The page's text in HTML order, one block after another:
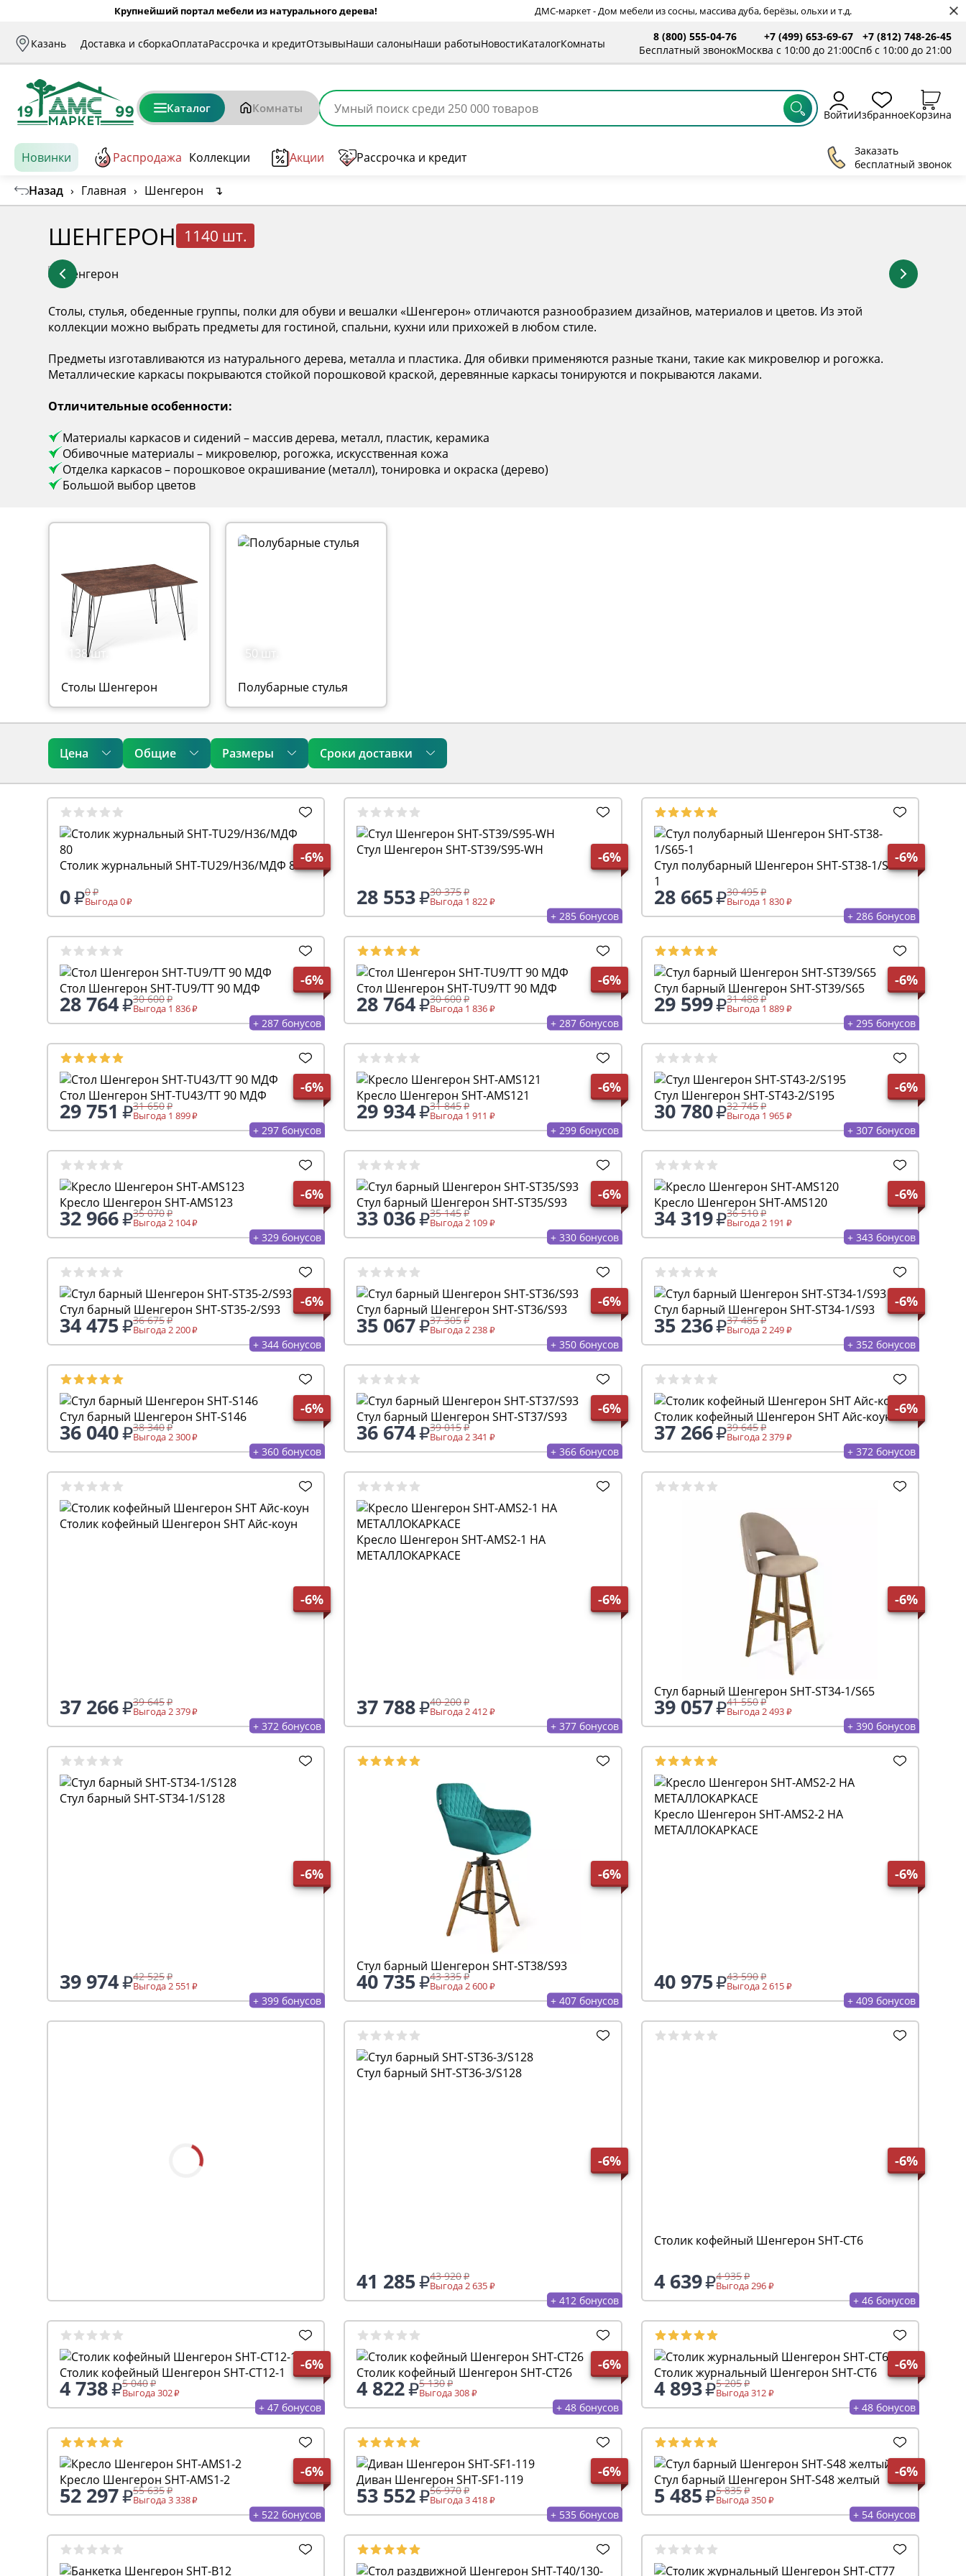
Крупнейший портал мебели из натурального дерева! ДМС-маркет - Дом мебели из сосны, массива дуба, берёзы, ольхи и т.д.
Казань Доставка и сборкаОплатаРассрочка и кредитОтзывыНаши салоныНаши работыНовостиКаталогКомнаты
8 (800) 555-04-76
Бесплатный звонок
+7 (499) 653-69-67
Москва с 10:00 до 21:00
+7 (812) 748-26-45
Спб с 10:00 до 21:00
Каталог Комнаты ВойтиИзбранноеКорзина
Новинки Распродажа Коллекции Акции Рассрочка и кредит
Заказать
бесплатный звонок
Назад › Главная › Шенгерон ↴
ШЕНГЕРОН 1140 шт.
Столы, стулья, обеденные группы, полки для обуви и вешалки «Шенгерон» отличаются разнообразием дизайнов, материалов и цветов. Из этой
коллекции можно выбрать предметы для гостиной, спальни, кухни или прихожей в любом стиле.
Предметы изготавливаются из натурального дерева, металла и пластика. Для обивки применяются разные ткани, такие как микровелюр и рогожка.
Металлические каркасы покрываются стойкой порошковой краской, деревянные каркасы тонируются и покрываются лаками.
Отличительные особенности:
Материалы каркасов и сидений – массив дерева, металл, пластик, керамика
Обивочные материалы – микровелюр, рогожка, искусственная кожа
Отделка каркасов – порошковое окрашивание (металл), тонировка и окраска (дерево)
Большой выбор цветов
138 шт.
Столы Шенгерон
50 шт.
Полубарные стулья
Цена Общие Размеры Сроки доставки
-6%
Столик журнальный SHT-TU29/H36/МДФ 80
0 0
Выгода 0
-6%
Стул Шенгерон SHT-ST39/S95-WH
28 553 30 375
Выгода 1 822
+ 285 бонусов
-6%
Стул полубарный Шенгерон SHT-ST38-1/S65-
1
28 665 30 495
Выгода 1 830
+ 286 бонусов
-6%
Стол Шенгерон SHT-TU9/TT 90 МДФ
28 764 30 600
Выгода 1 836
+ 287 бонусов
-6%
Стол Шенгерон SHT-TU9/TT 90 МДФ
28 764 30 600
Выгода 1 836
+ 287 бонусов
-6%
Стул барный Шенгерон SHT-ST39/S65
29 599 31 488
Выгода 1 889
+ 295 бонусов
-6%
Стол Шенгерон SHT-TU43/TT 90 МДФ
29 751 31 650
Выгода 1 899
+ 297 бонусов
-6%
Кресло Шенгерон SHT-AMS121
29 934 31 845
Выгода 1 911
+ 299 бонусов
-6%
Стул Шенгерон SHT-ST43-2/S195
30 780 32 745
Выгода 1 965
+ 307 бонусов
-6%
Кресло Шенгерон SHT-AMS123
32 966 35 070
Выгода 2 104
+ 329 бонусов
-6%
Стул барный Шенгерон SHT-ST35/S93
33 036 35 145
Выгода 2 109
+ 330 бонусов
-6%
Кресло Шенгерон SHT-AMS120
34 319 36 510
Выгода 2 191
+ 343 бонусов
-6%
Стул барный Шенгерон SHT-ST35-2/S93
34 475 36 675
Выгода 2 200
+ 344 бонусов
-6%
Стул барный Шенгерон SHT-ST36/S93
35 067 37 305
Выгода 2 238
+ 350 бонусов
-6%
Стул барный Шенгерон SHT-ST34-1/S93
35 236 37 485
Выгода 2 249
+ 352 бонусов
-6%
Стул барный Шенгерон SHT-S146
36 040 38 340
Выгода 2 300
+ 360 бонусов
-6%
Стул барный Шенгерон SHT-ST37/S93
36 674 39 015
Выгода 2 341
+ 366 бонусов
-6%
Столик кофейный Шенгерон SHT Айс-коун
37 266 39 645
Выгода 2 379
+ 372 бонусов
-6%
Столик кофейный Шенгерон SHT Айс-коун
37 266 39 645
Выгода 2 379
+ 372 бонусов
-6%
Кресло Шенгерон SHT-AMS2-1 НА
МЕТАЛЛОКАРКАСЕ
37 788 40 200
Выгода 2 412
+ 377 бонусов
-6%
Стул барный Шенгерон SHT-ST34-1/S65
39 057 41 550
Выгода 2 493
+ 390 бонусов
-6%
Стул барный SHT-ST34-1/S128
39 974 42 525
Выгода 2 551
+ 399 бонусов
-6%
Стул барный Шенгерон SHT-ST38/S93
40 735 43 335
Выгода 2 600
+ 407 бонусов
-6%
Кресло Шенгерон SHT-AMS2-2 НА
МЕТАЛЛОКАРКАСЕ
40 975 43 590
Выгода 2 615
+ 409 бонусов
-6%
Стул барный SHT-ST36-3/S128
41 285 43 920
Выгода 2 635
+ 412 бонусов
-6%
Столик кофейный Шенгерон SHT-CT6
4 639 4 935
Выгода 296
+ 46 бонусов
-6%
Столик кофейный Шенгерон SHT-CT12-1
4 738 5 040
Выгода 302
+ 47 бонусов
-6%
Столик кофейный Шенгерон SHT-CT26
4 822 5 130
Выгода 308
+ 48 бонусов
-6%
Столик журнальный Шенгерон SHT-CT6
4 893 5 205
Выгода 312
+ 48 бонусов
-6%
Кресло Шенгерон SHT-AMS1-2
52 297 55 635
Выгода 3 338
+ 522 бонусов
-6%
Диван Шенгерон SHT-SF1-119
53 552 56 970
Выгода 3 418
+ 535 бонусов
-6%
Стул барный Шенгерон SHT-S48 желтый
5 485 5 835
Выгода 350
+ 54 бонусов